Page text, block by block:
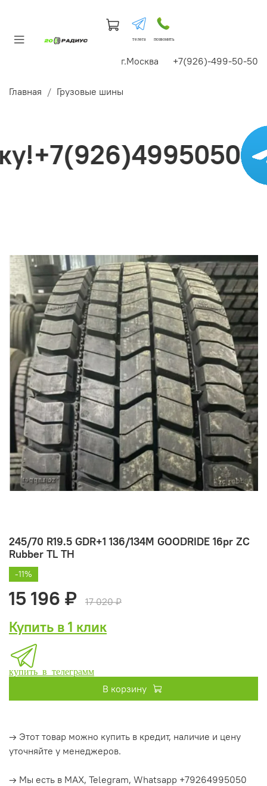
телега позвонить
г.Москва +7(926)-499-50-50
Главная Грузовые шины
245/70 R19.5 GDR+1 136/134M GOODRIDE 16pr ZC
Rubber TL ТН
-11%
15 196 ₽ 17 020 ₽
Купить в 1 клик
купить в телеграмм
В корзину
→ Этот товар можно купить в кредит, наличие и цену
уточняйте у менеджеров.
→ Мы есть в MAX, Telegram, Whatsapp +79264995050